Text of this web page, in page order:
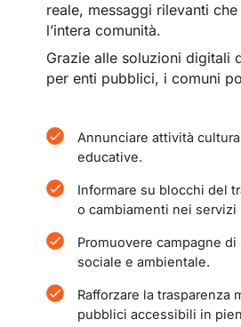
reale, messaggi rilevanti
l’intera comunità.
Grazie alle soluzioni digitali
per enti pubblici, i comuni
Annunciare attività
educative.
Informare su blocchi del
o cambiamenti nei servizi
Promuovere campagne
sociale e ambientale.
Rafforzare la trasparenza
pubblici accessibili in